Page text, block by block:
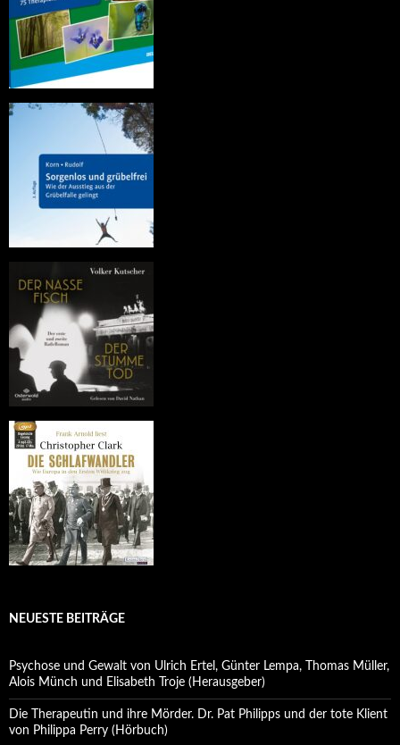
NEUESTE BEITRÄGE
Psychose und Gewalt von Ulrich Ertel, Günter Lempa, Thomas Müller,
Alois Münch und Elisabeth Troje (Herausgeber)
Die Therapeutin und ihre Mörder. Dr. Pat Philipps und der tote Klient
von Philippa Perry (Hörbuch)